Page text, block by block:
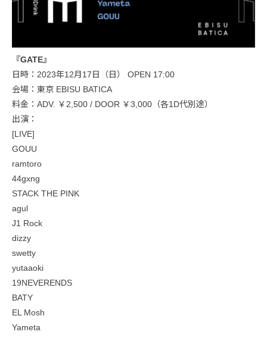
『GATE』
日時：2023年12月17日（日） OPEN 17:00
会場：東京 EBISU BATICA
料金：ADV. ￥2,500 / DOOR ￥3,000（各1D代別途）
出演：
[LIVE]
GOUU
ramtoro
44gxng
STACK THE PINK
agul
J1 Rock
dizzy
swetty
yutaaoki
19NEVERENDS
BATY
EL Mosh
Yameta